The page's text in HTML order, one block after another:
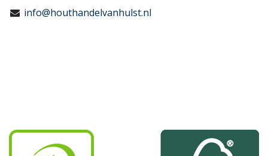
info@houthandelvanhulst.nl